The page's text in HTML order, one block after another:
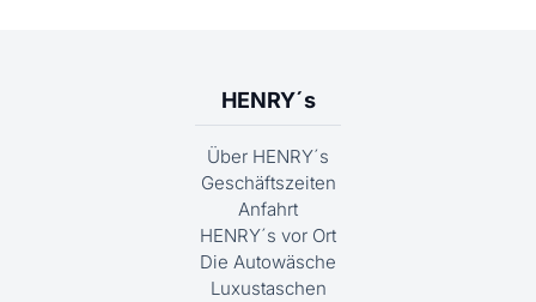
HENRY´s
Über HENRY´s
Geschäftszeiten
Anfahrt
HENRY´s vor Ort
Die Autowäsche
Luxustaschen